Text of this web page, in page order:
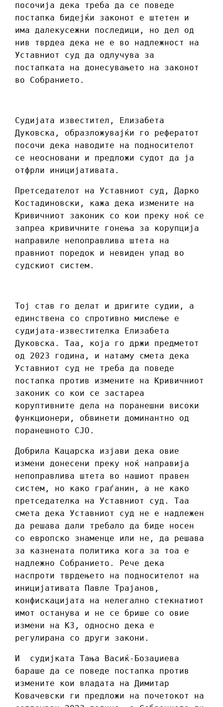
посочија дека треба да се поведе
постапка бидејќи законот е штетен и
има далекусежни последици, но дел од
нив тврдеа дека не е во надлежност на
Уставниот суд да одлучува за
постапката на донесувањето на законот
во Собранието.
Судијата известител, Елизабета
Дуковска, образложувајќи го рефератот
посочи дека наводите на подносителот
се неосновани и предложи судот да ја
отфрли иницијативата.
Претседателот на Уставниот суд, Дарко
Костадиновски, кажа дека измените на
Кривичниот законик со кои преку ноќ се
запреа кривичните гонења за корупција
направиле непоправлива штета на
правниот поредок и невиден упад во
судскиот систем.
Тој став го делат и дригите судии, а
единствена со спротивно мислење е
судијата-известителка Елизабета
Дуковска. Таа, која го држи предметот
од 2023 година, и натаму смета дека
Уставниот суд не треба да поведе
постапка против измените на Кривичниот
законик со кои се застареа
коруптивните дела на поранешни високи
функционери, обвинети доминантно од
поранешното СЈО.
Добрила Кацарска изјави дека овие
измени донесени преку ноќ направија
непоправлива штета во нашиот правен
систем, но како граѓанин, а не како
претседателка на Уставниот суд. Таа
смета дека Уставниот суд не е надлежен
да решава дали требало да биде носен
со европско знаменце или не, да решава
за казнената политика кога за тоа е
надлежно Собранието. Рече дека
наспроти тврдењето на подносителот на
иницијативата Павле Трајанов,
конфискацијата на нелегално стекнатиот
имот останува и не се брише со овие
измени на КЗ, односно дека е
регулирана со други закони.
И судијката Тања Васиќ-Бозаџиева
бараше да се поведе постапка против
измените кои владата на Димитар
Ковачевски ги предложи на почетокот на